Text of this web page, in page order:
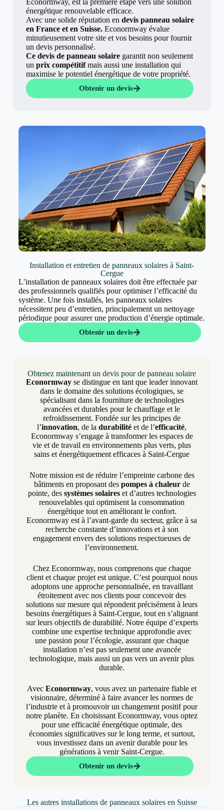
Econormway, est la première étape vers une solution
énergétique renouvelable efficace.
Avec une solide réputation en devis panneau solaire
en France et en Suisse.Econormway évalue
minutieusement votre site et vos besoins pour fournir
un devis personnalisé.
Ce devis de panneau solairegarantit non seulement
un prix compétitifmais aussi une installation qui
maximise le potentiel énergétique de votre propriété.
Obtenir un devis
Installation et entretien de panneaux solaires à Saint-
Cergue
L’installation de panneaux solaires doit être effectuée par
des professionnels qualifiés pour optimiser l’efficacité du
système. Une fois installés, les panneaux solaires
nécessitent peu d’entretien, principalement un nettoyage
périodique pour assurer une production d’énergie optimale.
Obtenir un devis
Obtenez maintenant un devis pour de panneau solaire
Econormway se distingue en tant que leader innovant
dans le domaine des solutions écologiques, se
spécialisant dans la fourniture de technologies
avancées et durables pour le chauffage et le
refroidissement. Fondée sur les principes de
l’innovation, de ladurabilité et de l’efficacité,
Econormway s’engage à transformer les espaces de
vie et de travail en environnements plus verts, plus
sains et énergétiquement efficaces à Saint-Cergue
Notre mission est de réduire l’empreinte carbone des
bâtiments en proposant des pompes à chaleurde
pointe, des systèmes solaireset d’autres technologies
renouvelables qui optimisent la consommation
énergétique tout en améliorant le confort.
Econormway est à l’avant-garde du secteur, grâce à sa
recherche constante d’innovations et à son
engagement envers des solutions respectueuses de
l’environnement.
Chez Econormway, nous comprenons que chaque
client et chaque projet est unique. C’est pourquoi nous
adoptons une approche personnalisée, en travaillant
étroitement avec nos clients pour concevoir des
solutions sur mesure qui répondent précisément à leurs
besoins énergétiques à Saint-Cergue, tout en s’alignant
sur leurs objectifs de durabilité. Notre équipe d’experts
combine une expertise technique approfondie avec
une passion pour l’écologie, assurant que chaque
installation n’est pas seulement une avancée
technologique, mais aussi un pas vers un avenir plus
durable.
AvecEconormway, vous avez un partenaire fiable et
visionnaire, déterminé à faire avancer les normes de
l’industrie et à promouvoir un changement positif pour
notre planète. En choisissant Econormway, vous optez
pour une efficacité énergétique optimale, des
économies significatives sur le long terme, et surtout,
vous investissez dans un avenir durable pour les
générations à venir Saint-Cergue.
Obtenir un devis
Les autres installations de panneaux solaires en Suisse